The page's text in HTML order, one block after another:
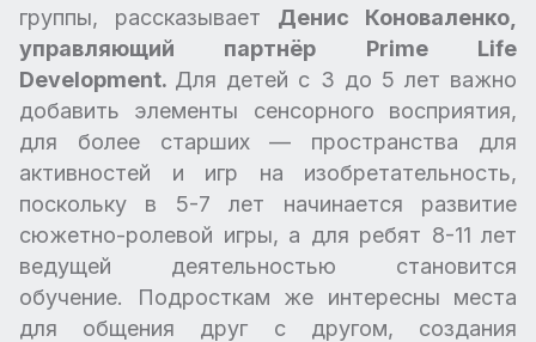
группы, рассказывает Денис Коноваленко,
управляющий партнёр Prime Life
Development. Для детей с 3 до 5 лет важно
добавить элементы сенсорного восприятия,
для более старших — пространства для
активностей и игр на изобретательность,
поскольку в 5-7 лет начинается развитие
сюжетно-ролевой игры, а для ребят 8-11 лет
ведущей деятельностью становится
обучение. Подросткам же интересны места
для общения друг с другом, создания